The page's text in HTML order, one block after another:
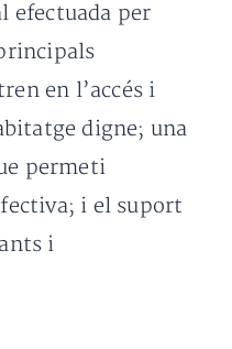
efectuada per
en l’accés i
digne; una
permeti
i el suport
i